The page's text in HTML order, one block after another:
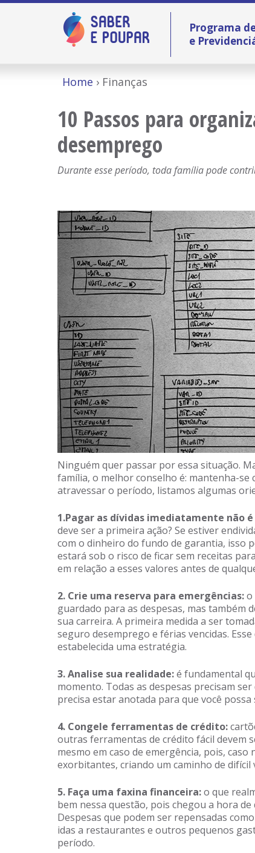
Programa
e
Home Finanças
10 Passos para
desemprego
Durante esse período, toda família pode
Ninguém quer passar por essa situação.
família, o melhor conselho é: mantenha-se
atravessar o período, listamos algumas
1.Pagar as dívidas imediatamente não
deve ser a primeira ação? Se estiver
com o dinheiro do fundo de garantia, isso
estará sob o risco de ficar sem receitas
em relação a esses valores antes de
2. Crie uma reserva para emergências:o
guardado para as despesas, mas também
sua carreira. A primeira medida a ser
seguro desemprego e férias vencidas.
estabelecida uma estratégia.
3. Analise sua realidade:é fundamental
momento. Todas as despesas precisam
precisa estar anotada para que você
4. Congele ferramentas de crédito:
outras ferramentas de crédito fácil devem
mesmo em caso de emergência, pois,
exorbitantes, criando um caminho de difícil
5. Faça uma faxina financeira:o que
bem nessa questão, pois chegou a hora
Despesas que podem ser repensadas
idas a restaurantes e outros pequenos
período.